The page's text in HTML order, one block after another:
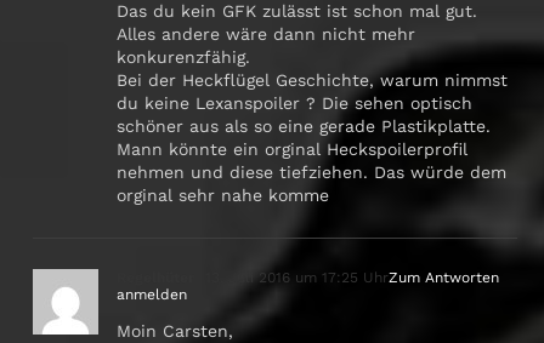
Das du kein GFK zulässt ist schon mal gut.
Alles andere wäre dann nicht mehr
konkurenzfähig.
Bei der Heckflügel Geschichte, warum nimmst
du keine Lexanspoiler ? Die sehen optisch
schöner aus als so eine gerade Plastikplatte.
Mann könnte ein orginal Heckspoilerprofil
nehmen und diese tiefziehen. Das würde dem
orginal sehr nahe komme
13. Juli 2016 um 17:25 UhrZum Antworten
anmelden
Moin Carsten,